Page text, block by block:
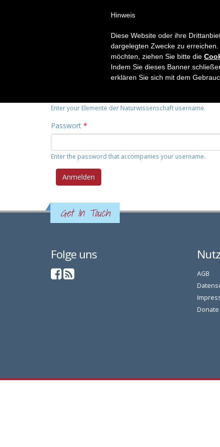
Primary tabs
(activeNeues Passwort anfordern
Enter your Elemente der Naturwissenschaft username.
Passwort *
Enter the password that accompanies your username.
Get In Touch
Folge uns
AGB
Donate
Hinweis
Diese Website oder ihre
dargelegten Zwecke zu
möchten, ziehen Sie bitte die
Indem Sie dieses Banner
erklären Sie sich mit dem